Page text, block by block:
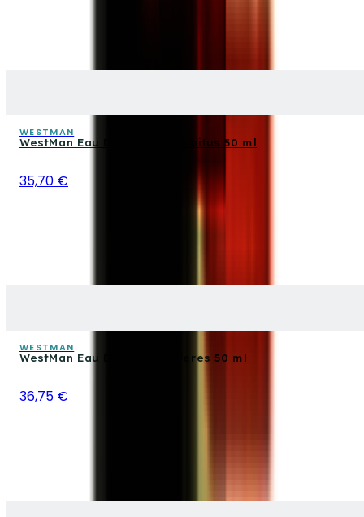
WESTMAN
WestMan Eau De Toilette Habitus 50 ml
35,70 €
WESTMAN
WestMan Eau De Toilette Geres 50 ml
36,75 €